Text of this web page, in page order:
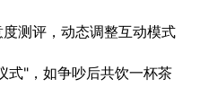
测评，动态调整互动模式
式"，如争吵后共饮一杯茶